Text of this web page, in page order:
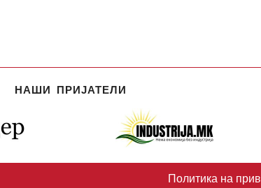
НАШИ ПРИЈАТЕЛИ
Политика на